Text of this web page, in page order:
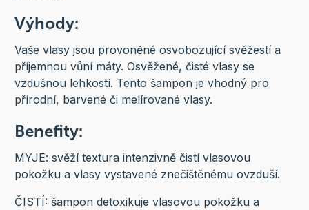
Výhody:
Vaše vlasy jsou provoněné osvobozující svěžestí a
příjemnou vůní máty. Osvěžené, čisté vlasy se
vzdušnou lehkostí. Tento šampon je vhodný pro
přírodní, barvené či melírované vlasy.
Benefity:
MYJE: svěží textura intenzivně čistí vlasovou
pokožku a vlasy vystavené znečištěnému ovzduší.
ČISTÍ: šampon detoxikuje vlasovou pokožku a